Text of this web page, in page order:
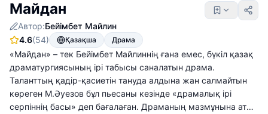
Майдан
Автор:Бейімбет Майлин
4.6(54) Қазақша Драма
«Майдан» – тек Бейімбет Майлиннің ғана емес, бүкіл қазақ
драматургиясының ірі табысы саналатын драма.
Таланттың қадір-қасиетін тануда алдына жан салмайтын
көреген М.Әуезов бұл пьесаны кезінде «драмалық ірі
серпіннің басы» деп бағалаған. Драманың мазмұнына аты